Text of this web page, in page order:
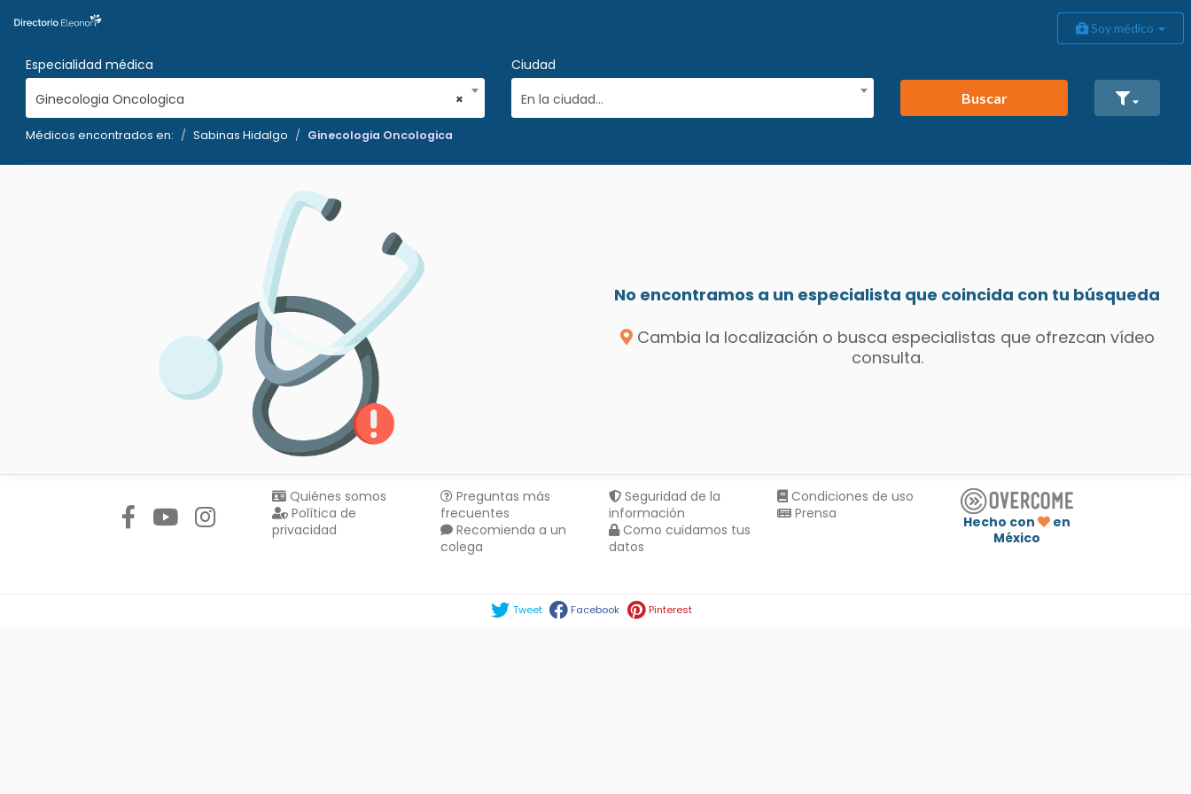
Soy médico
Especialidad médica
×
Ginecologia Oncologica
Ciudad
En la ciudad...
Buscar
Médicos encontrados en: Sabinas Hidalgo Ginecologia Oncologica
No encontramos a un especialista que coincida con tu búsqueda
Cambia la localización o busca especialistas que ofrezcan vídeo
consulta.
Quiénes somos
Política de
privacidad
Preguntas más
frecuentes
Recomienda a un
colega
Seguridad de la
información
Como cuidamos tus
datos
Condiciones de uso
Prensa
Hecho con
en
México
Tweet Facebook Pinterest